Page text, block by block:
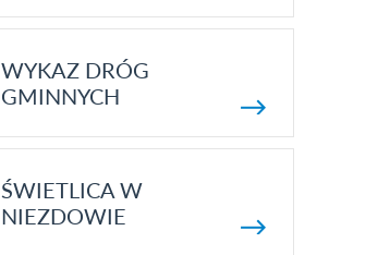
WYKAZ DRÓG
GMINNYCH
ŚWIETLICA W
NIEZDOWIE